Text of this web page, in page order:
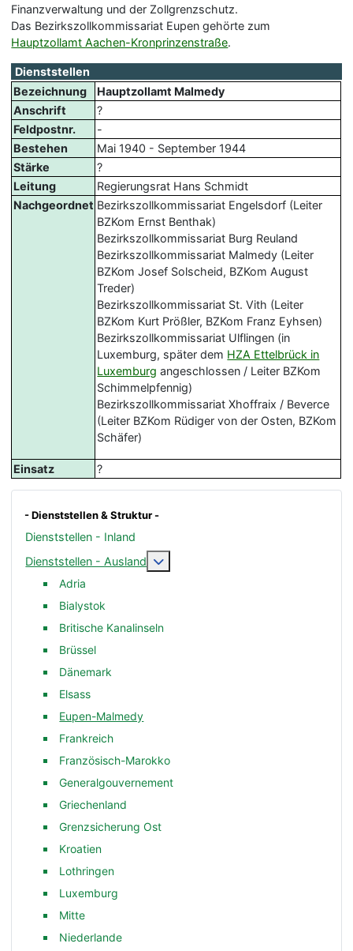
- Dienststellen & Struktur -
Dienststellen - Inland
Dienststellen - Ausland
Weitere Informationen:
Adria
Bialystok
Britische Kanalinseln
Brüssel
Dänemark
Elsass
Eupen-Malmedy
Frankreich
Französisch-Marokko
Generalgouvernement
Griechenland
Grenzsicherung Ost
Kroatien
Lothringen
Luxemburg
Mitte
Niederlande
Finanzverwaltung und der Zollgrenzschutz.
Das Bezirkszollkommissariat Eupen gehörte zum
Hauptzollamt Aachen-Kronprinzenstraße.
Dienststellen
Bezeichnung
Hauptzollamt Malmedy
Anschrift
?
Feldpostnr.
-
Bestehen
Mai 1940 - September 1944
Stärke
?
Leitung
Regierungsrat Hans Schmidt
Nachgeordnet Bezirkszollkommissariat Engelsdorf (Leiter
BZKom Ernst Benthak)
Bezirkszollkommissariat Burg Reuland
Bezirkszollkommissariat Malmedy (Leiter
BZKom Josef Solscheid, BZKom August
Treder)
Bezirkszollkommissariat St. Vith (Leiter
BZKom Kurt Prößler, BZKom Franz Eyhsen)
Bezirkszollkommissariat Ulflingen (in
Luxemburg, später dem HZA Ettelbrück in
Luxemburg angeschlossen / Leiter BZKom
Schimmelpfennig)
Bezirkszollkommissariat Xhoffraix / Beverce
(Leiter BZKom Rüdiger von der Osten, BZKom
Schäfer)
Einsatz ?